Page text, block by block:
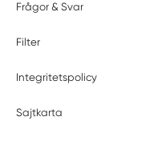
Frågor & Svar
Filter
Integritetspolicy
Sajtkarta